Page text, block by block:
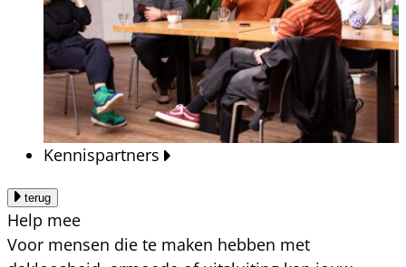
Kennispartners
terug
Help mee
Voor mensen die te maken hebben met